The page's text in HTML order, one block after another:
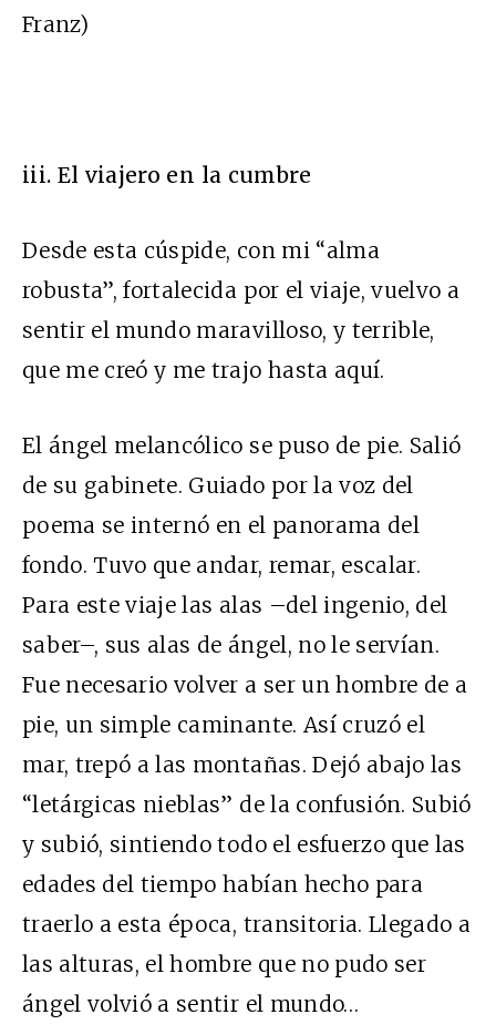
Franz)
iii. El viajero en la cumbre
Desde esta cúspide, con mi “alma
robusta”, fortalecida por el viaje, vuelvo a
sentir el mundo maravilloso, y terrible,
que me creó y me trajo hasta aquí.
El ángel melancólico se puso de pie. Salió
de su gabinete. Guiado por la voz del
poema se internó en el panorama del
fondo. Tuvo que andar, remar, escalar.
Para este viaje las alas –del ingenio, del
saber–, sus alas de ángel, no le servían.
Fue necesario volver a ser un hombre de a
pie, un simple caminante. Así cruzó el
mar, trepó a las montañas. Dejó abajo las
“letárgicas nieblas” de la confusión. Subió
y subió, sintiendo todo el esfuerzo que las
edades del tiempo habían hecho para
traerlo a esta época, transitoria. Llegado a
las alturas, el hombre que no pudo ser
ángel volvió a sentir el mundo…